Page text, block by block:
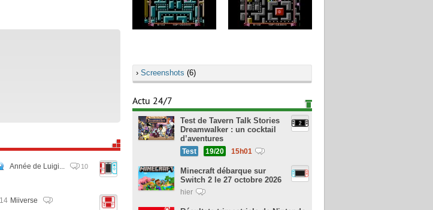
Année de Luigi... 10
Miiverse
› Screenshots (6)
Actu 24/7
Test de Tavern Talk Stories
Dreamwalker : un cocktail
d’aventures
Test 19/20 15h01
Minecraft débarque sur
Switch 2 le 27 octobre 2026
hier